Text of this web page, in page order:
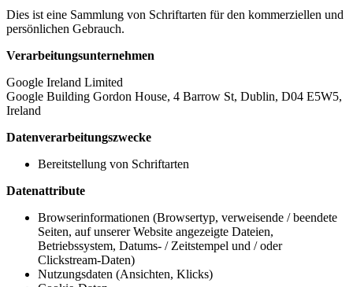
Dies ist eine Sammlung von Schriftarten für den kommerziellen und
persönlichen Gebrauch.
Verarbeitungsunternehmen
Google Ireland Limited
Google Building Gordon House, 4 Barrow St, Dublin, D04 E5W5,
Ireland
Datenverarbeitungszwecke
Bereitstellung von Schriftarten
Datenattribute
Browserinformationen (Browsertyp, verweisende / beendete
Seiten, auf unserer Website angezeigte Dateien,
Betriebssystem, Datums- / Zeitstempel und / oder
Clickstream-Daten)
Nutzungsdaten (Ansichten, Klicks)